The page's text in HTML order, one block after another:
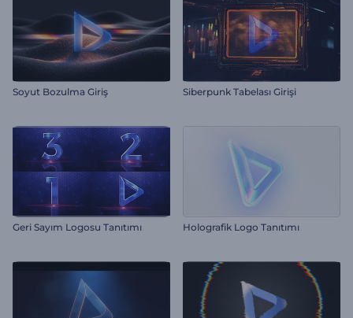
Soyut Bozulma Giriş Siberpunk Tabelası Girişi
Geri Sayım Logosu Tanıtımı Holografik Logo Tanıtımı